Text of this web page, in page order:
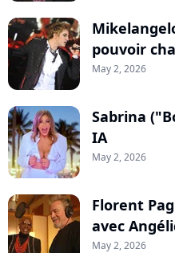
pouvoir
May 2, 2026
Sabrina
IA
May 2, 2026
Florent
avec
May 2, 2026